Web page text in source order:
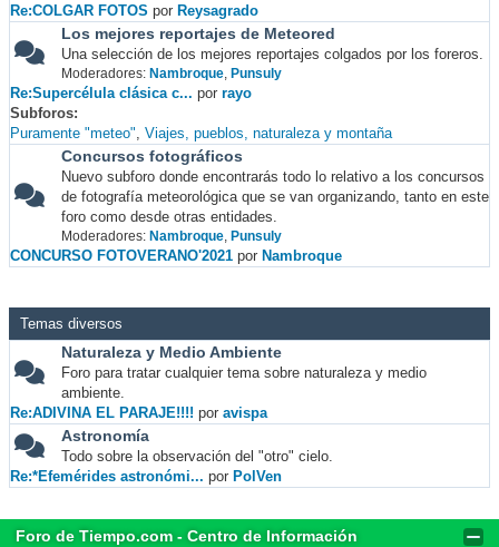
Re:COLGAR FOTOS por Reysagrado
Los mejores reportajes de Meteored
Una selección de los mejores reportajes colgados por los foreros.
Moderadores: Nambroque, Punsuly
Re:Supercélula clásica c... por rayo
Subforos
Puramente "meteo" Viajes, pueblos, naturaleza y montaña
Concursos fotográficos
Nuevo subforo donde encontrarás todo lo relativo a los concursos
de fotografía meteorológica que se van organizando, tanto en este
foro como desde otras entidades.
Moderadores: Nambroque, Punsuly
CONCURSO FOTOVERANO'2021 por Nambroque
Temas diversos
Naturaleza y Medio Ambiente
Foro para tratar cualquier tema sobre naturaleza y medio
ambiente.
Re:ADIVINA EL PARAJE!!!! por avispa
Astronomía
Todo sobre la observación del "otro" cielo.
Re:*Efemérides astronómi... por PolVen
Foro de Tiempo.com - Centro de Información